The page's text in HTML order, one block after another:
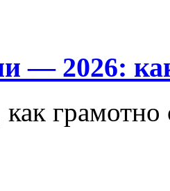
— 2026:
грамотно